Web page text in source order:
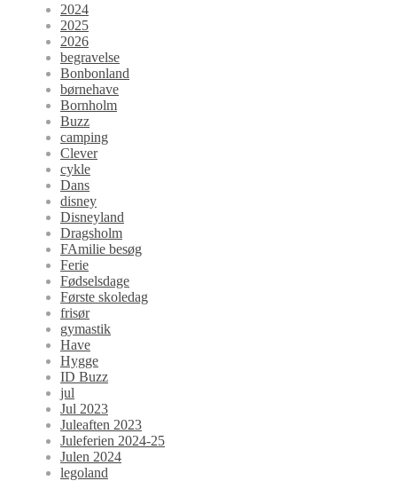
2024
2025
2026
begravelse
Bonbonland
børnehave
Bornholm
Buzz
camping
Clever
cykle
Dans
disney
Disneyland
Dragsholm
FAmilie besøg
Ferie
Fødselsdage
Første skoledag
frisør
gymastik
Have
Hygge
ID Buzz
jul
Jul 2023
Juleaften 2023
Juleferien 2024-25
Julen 2024
legoland